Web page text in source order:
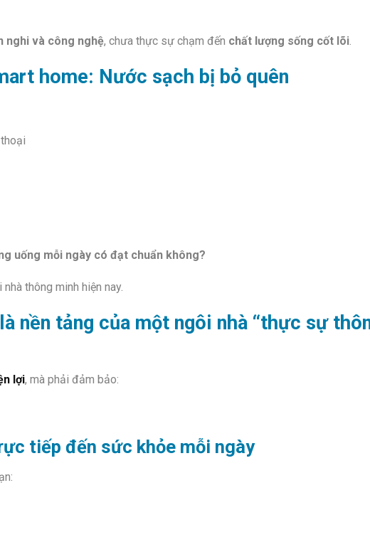
nghi và công nghệ, chưa thực sự chạm đến chất lượng sống cốt lõi
home: Nước sạch bị bỏ quên
uống mỗi ngày có đạt chuẩn không?
thông minh hiện nay.
nền tảng của một ngôi nhà “thực sự
lợi, mà phải đảm bảo:
tiếp đến sức khỏe mỗi ngày